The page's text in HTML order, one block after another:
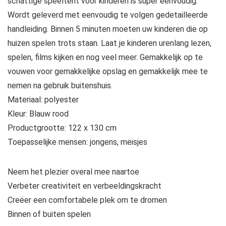
Wordt geleverd met eenvoudig te volgen gedetailleerde
handleiding. Binnen 5 minuten moeten uw kinderen die op
huizen spelen trots staan. Laat je kinderen urenlang lezen,
spelen, films kijken en nog veel meer. Gemakkelijk op te
vouwen voor gemakkelijke opslag en gemakkelijk mee te
nemen na gebruik buitenshuis.
Materiaal: polyester
Kleur: Blauw rood
Productgrootte: 122 x 130 cm
Toepasselijke mensen: jongens, meisjes
Neem het plezier overal mee naartoe
Verbeter creativiteit en verbeeldingskracht
Creëer een comfortabele plek om te dromen
Binnen of buiten spelen